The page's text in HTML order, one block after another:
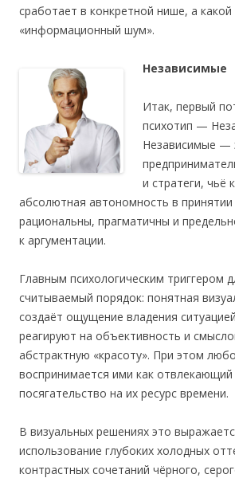
сработает в конкретной нише, а какой
«информационный шум».
Независимые
Итак, первый
психотип —
Независимые —
и стратеги, чьё
абсолютная автономность в
рациональны, прагматичны и
к аргументации.
Главным психологическим триггером
считываемый порядок: понятная
создаёт ощущение владения
реагируют на объективность и
абстрактную «красоту». При этом
воспринимается ими как
посягательство на их ресурс времени.
В визуальных решениях это
использование глубоких холодных
контрастных сочетаний чёрного,